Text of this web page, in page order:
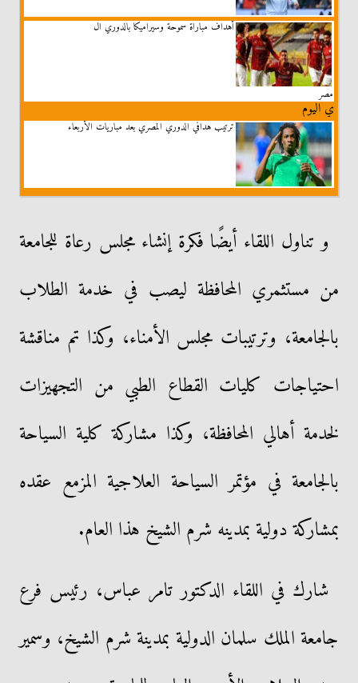
أهداف مباراة سموحة وسيراميكا بالدوري ال
مصر
ي اليوم
ترتيب هدافي الدوري المصري بعد مباريات الأربعاء
و تناول اللقاء أيضًا فكرة إنشاء مجلس رعاة للجامعة
من مستثمري المحافظة ليصب في خدمة الطلاب
بالجامعة، وترتيبات مجلس الأمناء، وكذا تم مناقشة
احتياجات كليات القطاع الطبي من التجهيزات
لخدمة أهالي المحافظة، وكذا مشاركة كلية السياحة
بالجامعة في مؤتمر السياحة العلاجية المزمع عقده
بمشاركة دولية بمدينه شرم الشيخ هذا العام.
شارك في اللقاء الدكتور تامر عباس، رئيس فرع
جامعة الملك سلمان الدولية بمدينة شرم الشيخ، وسمير